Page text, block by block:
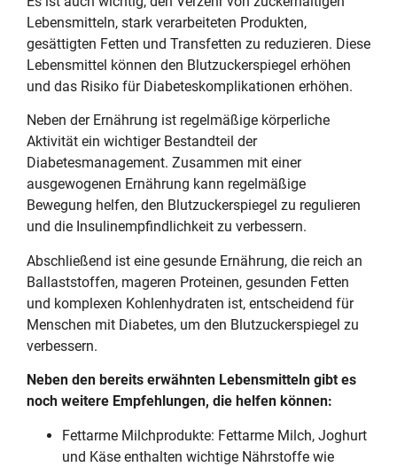
Lebensmitteln, stark verarbeiteten Produkten,
gesättigten Fetten und Transfetten zu reduzieren. Diese
Lebensmittel können den Blutzuckerspiegel erhöhen
und das Risiko für Diabeteskomplikationen erhöhen.
Neben der Ernährung ist regelmäßige körperliche
Aktivität ein wichtiger Bestandteil der
Diabetesmanagement. Zusammen mit einer
ausgewogenen Ernährung kann regelmäßige
Bewegung helfen, den Blutzuckerspiegel zu regulieren
und die Insulinempfindlichkeit zu verbessern.
Abschließend ist eine gesunde Ernährung, die reich an
Ballaststoffen, mageren Proteinen, gesunden Fetten
und komplexen Kohlenhydraten ist, entscheidend für
Menschen mit Diabetes, um den Blutzuckerspiegel zu
verbessern.
Neben den bereits erwähnten Lebensmitteln gibt es
noch weitere Empfehlungen, die helfen können:
Fettarme Milchprodukte: Fettarme Milch, Joghurt
und Käse enthalten wichtige Nährstoffe wie